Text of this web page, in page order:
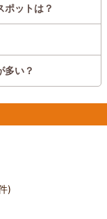
ポットは？
多い？
)